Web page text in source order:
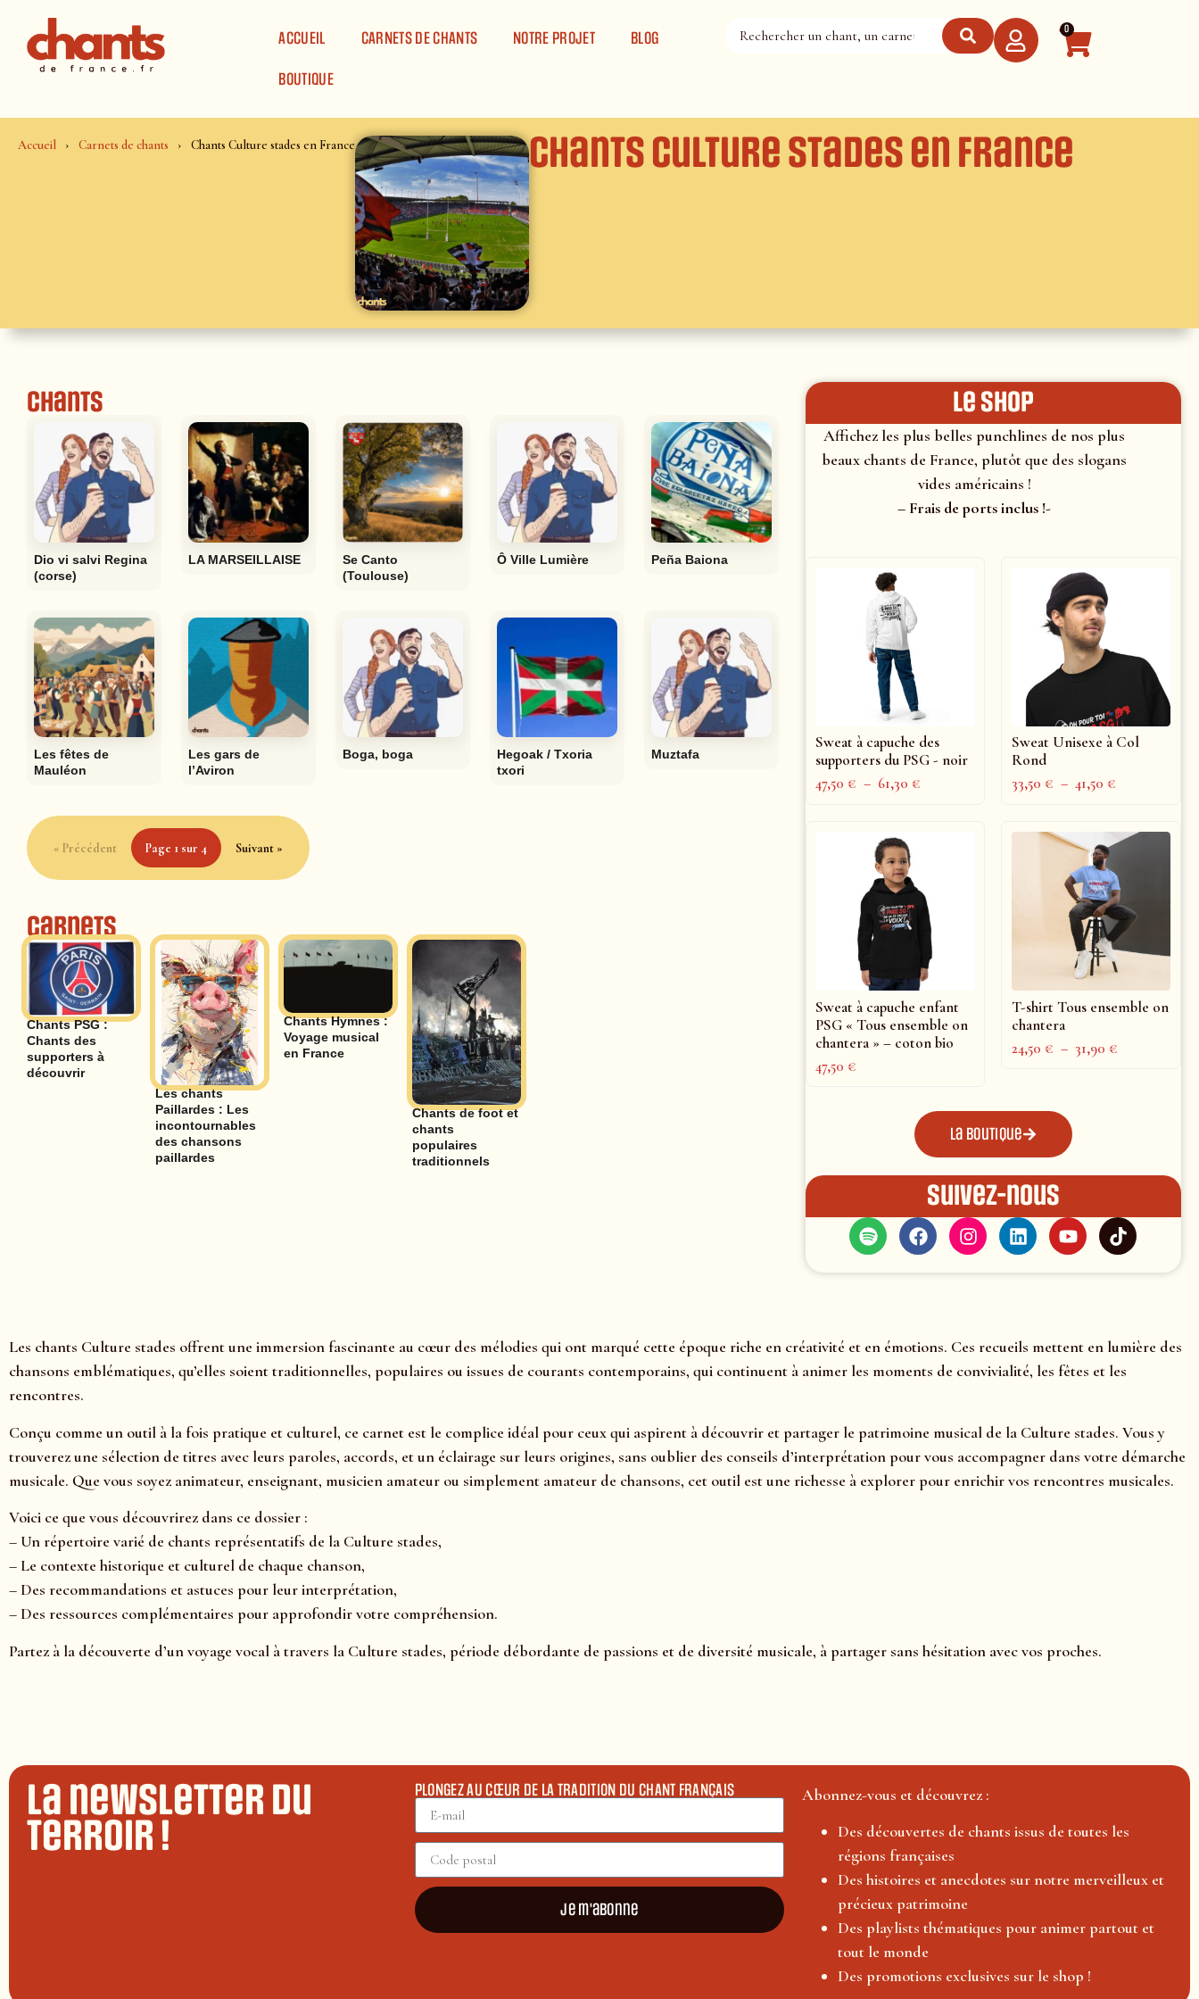
ACCUEIL
CARNETS DE CHANTS NOTRE PROJET BLOG
BOUTIQUE
0
Accueil Carnets de chants Chants Culture stades en France Chants Culture stades en France
Chants
Dio vi salvi Regina
(corse)
LA MARSEILLAISE
Se Canto
(Toulouse)
Ô Ville Lumière Peña Baiona
Les fêtes de
Mauléon
Les gars de
l’Aviron
Boga, boga
Hegoak / Txoria
txori
Muztafa
« Précédent Page 1 sur 4 Suivant »
Carnets
Chants PSG :
Chants des
supporters à
découvrir
Les chants
Paillardes : Les
incontournables
des chansons
paillardes
Chants Hymnes :
Voyage musical
en France
Chants de foot et
chants
populaires
traditionnels
le shop
Affichez les plus belles punchlines de nos plus
beaux chants de France, plutôt que des slogans
vides américains !
– Frais de ports inclus !-
Sweat à capuche des
supporters du PSG - noir
47,50€ – 61,30€
Sweat Unisexe à Col
Rond
33,50€ – 41,50€
Sweat à capuche enfant
PSG « Tous ensemble on
chantera » – coton bio
47,50€
T-shirt Tous ensemble on
chantera
24,50€ – 31,90€
La boutique
Suivez-nous
Les chants Culture stades offrent une immersion fascinante au cœur des mélodies qui ont marqué cette époque riche en créativité et en émotions. Ces recueils mettent en lumière des
chansons emblématiques, qu’elles soient traditionnelles, populaires ou issues de courants contemporains, qui continuent à animer les moments de convivialité, les fêtes et les
rencontres.
Conçu comme un outil à la fois pratique et culturel, ce carnet est le complice idéal pour ceux qui aspirent à découvrir et partager le patrimoine musical de la Culture stades. Vous y
trouverez une sélection de titres avec leurs paroles, accords, et un éclairage sur leurs origines, sans oublier des conseils d’interprétation pour vous accompagner dans votre démarche
musicale. Que vous soyez animateur, enseignant, musicien amateur ou simplement amateur de chansons, cet outil est une richesse à explorer pour enrichir vos rencontres musicales.
Voici ce que vous découvrirez dans ce dossier :
– Un répertoire varié de chants représentatifs de la Culture stades,
– Le contexte historique et culturel de chaque chanson,
– Des recommandations et astuces pour leur interprétation,
– Des ressources complémentaires pour approfondir votre compréhension.
Partez à la découverte d’un voyage vocal à travers la Culture stades, période débordante de passions et de diversité musicale, à partager sans hésitation avec vos proches.
La newsletter du
terroir !
PLONGEZ AU CŒUR DE LA TRADITION DU CHANT FRANÇAIS
Je m'abonne
Abonnez-vous et découvrez :
Des découvertes de chants issus de toutes les
régions françaises
Des histoires et anecdotes sur notre merveilleux et
précieux patrimoine
Des playlists thématiques pour animer partout et
tout le monde
Des promotions exclusives sur le shop !